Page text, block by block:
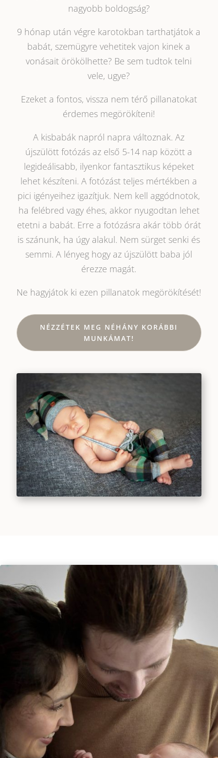
nagyobb boldogság?
9 hónap után végre karotokban tarthatjátok a
babát, szemügyre vehetitek vajon kinek a
vonásait örökölhette? Be sem tudtok telni
vele, ugye?
Ezeket a fontos, vissza nem térő pillanatokat
érdemes megörökíteni!
A kisbabák napról napra változnak. Az
újszülött fotózás az első 5-14 nap között a
legideálisabb, ilyenkor fantasztikus képeket
lehet készíteni. A fotózást teljes mértékben a
pici igényeihez igazítjuk. Nem kell aggódnotok,
ha felébred vagy éhes, akkor nyugodtan lehet
etetni a babát. Erre a fotózásra akár több órát
is szánunk, ha úgy alakul. Nem sürget senki és
semmi. A lényeg hogy az újszülött baba jól
érezze magát.
Ne hagyjátok ki ezen pillanatok megörökítését!
NÉZZÉTEK MEG NÉHÁNY KORÁBBI
MUNKÁMAT!